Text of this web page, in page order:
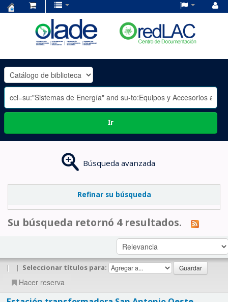
OLADE
-
Ir
Búsqueda avanzada
Refinar su búsqueda
Su búsqueda retornó 4 resultados.
| | Seleccionar títulos para:
Hacer reserva